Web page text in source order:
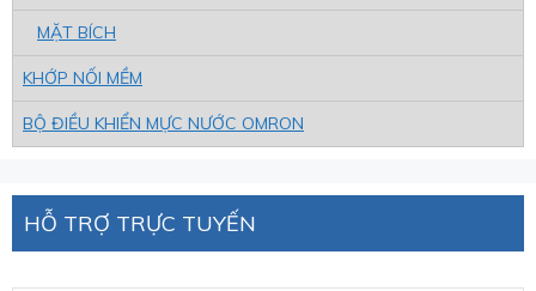
MẶT BÍCH
KHỚP NỐI MỀM
BỘ ĐIỀU KHIỂN MỰC NƯỚC OMRON
HỖ TRỢ TRỰC TUYẾN